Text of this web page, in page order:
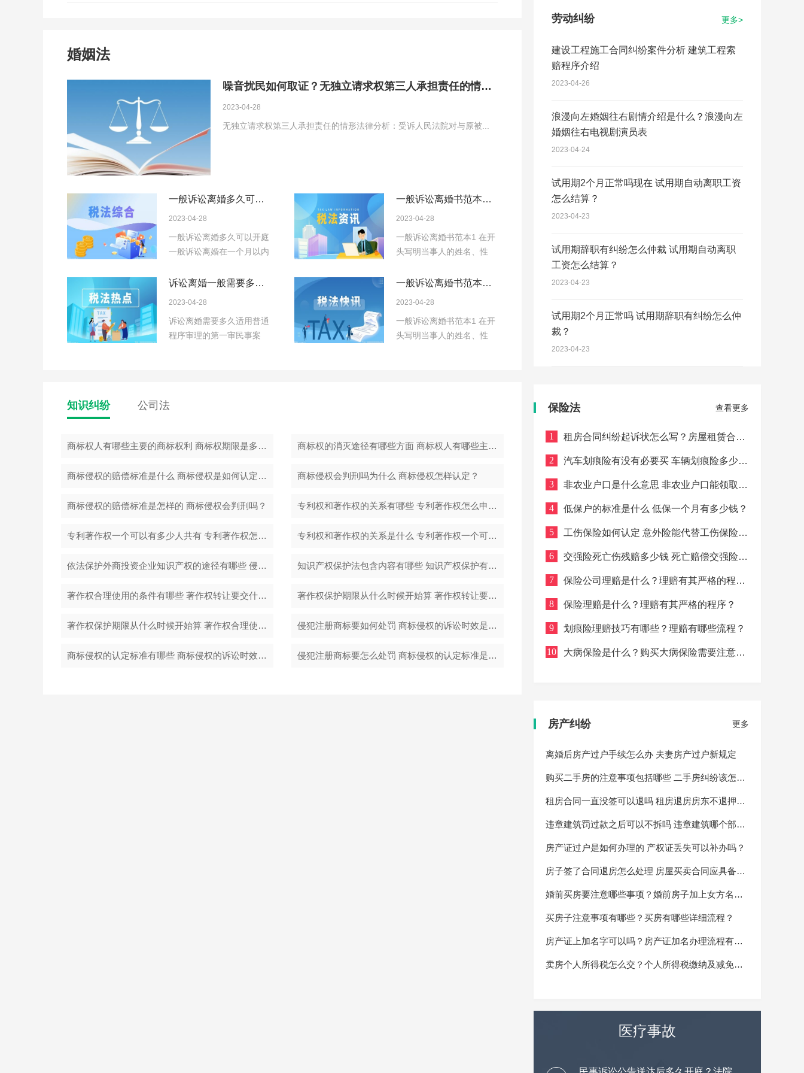
婚姻法
噪音扰民如何取证？无独立请求权第三人承担责任的情形
2023-04-28
无独立请求权第三人承担责任的情形法律分析：受诉人民法院对与原被...
一般诉讼离婚多久可以
能离婚吗？
2023-04-28
一般诉讼离婚多久可以开庭
一般诉讼离婚在一个月以内
一般诉讼离婚书范本有
流程是什么？
2023-04-28
一般诉讼离婚书范本1 在开
头写明当事人的姓名、性
诉讼离婚一般需要多长
流程是什么？
2023-04-28
诉讼离婚需要多久适用普通
程序审理的第一审民事案
一般诉讼离婚书范本是
久？
2023-04-28
一般诉讼离婚书范本1 在开
头写明当事人的姓名、性
知识纠纷 公司法
商标权人有哪些主要的商标权利 商标权期限是多久？ 商标权的消灭途径有哪些方面 商标权人有哪些主要的商标权利？
商标侵权的赔偿标准是什么 商标侵权是如何认定的？ 商标侵权会判刑吗为什么 商标侵权怎样认定？
商标侵权的赔偿标准是怎样的 商标侵权会判刑吗？ 专利权和著作权的关系有哪些 专利著作权怎么申请？
专利著作权一个可以有多少人共有 专利著作权怎么申请？ 专利权和著作权的关系是什么 专利著作权一个可以有多少人共有？
依法保护外商投资企业知识产权的途径有哪些 侵犯他人知识产权会犯什么罪？ 知识产权保护法包含内容有哪些 知识产权保护有哪些措施？
著作权合理使用的条件有哪些 著作权转让要交什么税？ 著作权保护期限从什么时候开始算 著作权转让要交什么税？
著作权保护期限从什么时候开始算 著作权合理使用的条件有哪些？ 侵犯注册商标要如何处罚 商标侵权的诉讼时效是多长时间？
商标侵权的认定标准有哪些 商标侵权的诉讼时效是多久？ 侵犯注册商标要怎么处罚 商标侵权的认定标准是什么？
更多>
劳动纠纷
建设工程施工合同纠纷案件分析 建筑工程索
赔程序介绍
2023-04-26
浪漫向左婚姻往右剧情介绍是什么？浪漫向左
婚姻往右电视剧演员表
2023-04-24
试用期2个月正常吗现在 试用期自动离职工资
怎么结算？
2023-04-23
试用期辞职有纠纷怎么仲裁 试用期自动离职
工资怎么结算？
2023-04-23
试用期2个月正常吗 试用期辞职有纠纷怎么仲
裁？
2023-04-23
保险法 查看更多
1
租房合同纠纷起诉状怎么写？房屋租赁合同
2
汽车划痕险有没有必要买 车辆划痕险多少
3
非农业户口是什么意思 非农业户口能领取失
4
低保户的标准是什么 低保一个月有多少钱？
5
工伤保险如何认定 意外险能代替工伤保险
6
交强险死亡伤残赔多少钱 死亡赔偿交强险赔
7
保险公司理赔是什么？理赔有其严格的程
8
保险理赔是什么？理赔有其严格的程序？
9 划痕险理赔技巧有哪些？理赔有哪些流程？
10
大病保险是什么？购买大病保险需要注意的
更多
房产纠纷
离婚后房产过户手续怎么办 夫妻房产过户新规定
购买二手房的注意事项包括哪些 二手房纠纷该怎样
租房合同一直没签可以退吗 租房退房房东不退押金
违章建筑罚过款之后可以不拆吗 违章建筑哪个部门
房产证过户是如何办理的 产权证丢失可以补办吗？
房子签了合同退房怎么处理 房屋买卖合同应具备的
婚前买房要注意哪些事项？婚前房子加上女方名字
买房子注意事项有哪些？买房有哪些详细流程？
房产证上加名字可以吗？房产证加名办理流程有哪
卖房个人所得税怎么交？个人所得税缴纳及减免规
医疗事故